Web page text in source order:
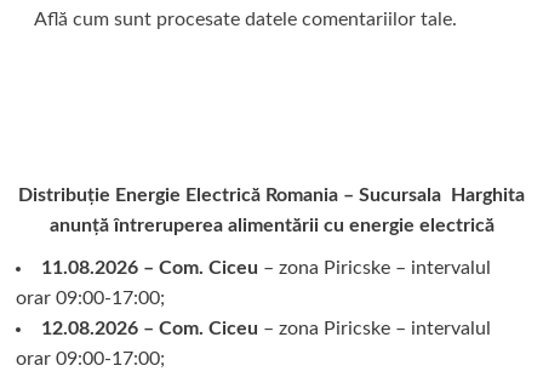
Află cum sunt procesate datele comentariilor tale.
Distribuție Energie Electrică Romania – Sucursala Harghita
anunță întreruperea alimentării cu energie electrică
11.08.2026 – Com. Ciceu – zona Piricske – intervalul
orar 09:00-17:00;
12.08.2026 – Com. Ciceu – zona Piricske – intervalul
orar 09:00-17:00;